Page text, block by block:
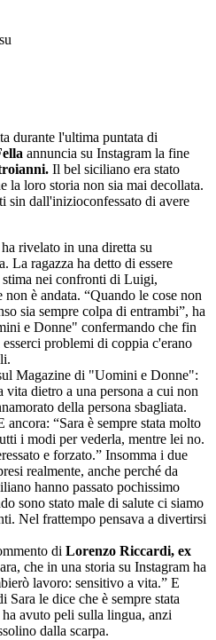
durante l'ultima puntata di
annuncia su Instagram la fine
Il bel siciliano era stato
la loro storia non sia mai decollata.
sin dall'inizioconfessato di avere
rivelato in una diretta su
La ragazza ha detto di essere
nei confronti di Luigi,
è andata. “Quando le cose non
sia sempre colpa di entrambi”, ha
e Donne" confermando che fin
problemi di coppia c'erano
Magazine di "Uomini e Donne":
vita dietro a una persona a cui non
della persona sbagliata.
ancora: “Sara è sempre stata molto
i modi per vederla, mentre lei no.
e forzato.” Insomma i due
realmente, anche perché da
hanno passato pochissimo
sono stato male di salute ci siamo
Nel frattempo pensava a divertirsi
di Lorenzo Riccardi, ex
che in una storia su Instagram ha
lavoro: sensitivo a vita.” E
Sara le dice che è sempre stata
avuto peli sulla lingua, anzi
dalla scarpa.